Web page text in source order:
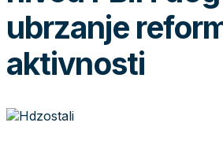
ubrzanje
aktivnosti